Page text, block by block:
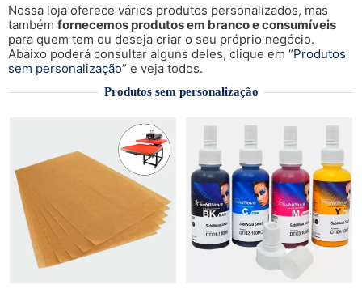
Nossa loja oferece vários produtos personalizados, mas
também fornecemos produtos em branco e consumíveis
para quem tem ou deseja criar o seu próprio negócio.
Abaixo poderá consultar alguns deles, clique em “Produtos
sem personalização” e veja todos.
Produtos sem personalização